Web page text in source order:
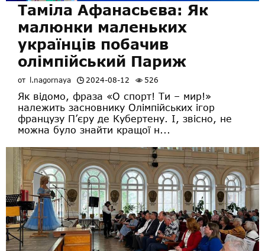
Таміла Афанасьєва: Як
малюнки маленьких
українців побачив
олімпійський Париж
от l.nagornaya 2024-08-12 526
Як відомо, фраза «О спорт! Ти – мир!»
належить засновнику Олімпійських ігор
французу П’єру де Кубертену. І, звісно, не
можна було знайти кращої н...